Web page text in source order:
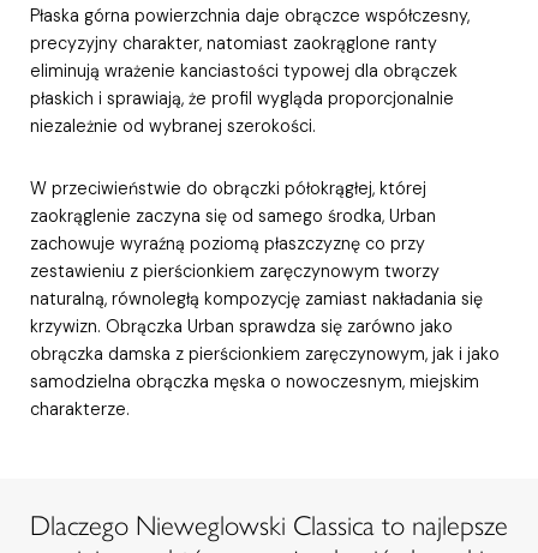
Płaska górna powierzchnia daje obrączce współczesny,
precyzyjny charakter, natomiast zaokrąglone ranty
eliminują wrażenie kanciastości typowej dla obrączek
płaskich i sprawiają, że profil wygląda proporcjonalnie
niezależnie od wybranej szerokości.
W przeciwieństwie do obrączki półokrągłej, której
zaokrąglenie zaczyna się od samego środka, Urban
zachowuje wyraźną poziomą płaszczyznę co przy
zestawieniu z pierścionkiem zaręczynowym tworzy
naturalną, równoległą kompozycję zamiast nakładania się
krzywizn. Obrączka Urban sprawdza się zarówno jako
obrączka damska z pierścionkiem zaręczynowym, jak i jako
samodzielna obrączka męska o nowoczesnym, miejskim
charakterze.
Dlaczego Nieweglowski Classica to najlepsze